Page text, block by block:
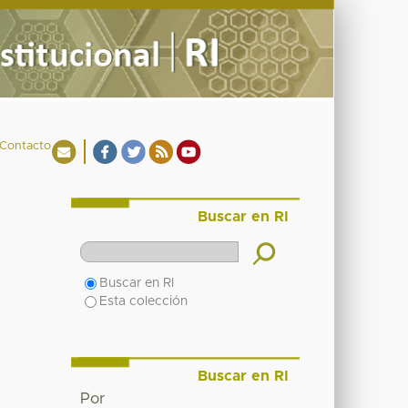
Buscar en RI
Buscar en RI
Esta colección
Buscar en RI
Por